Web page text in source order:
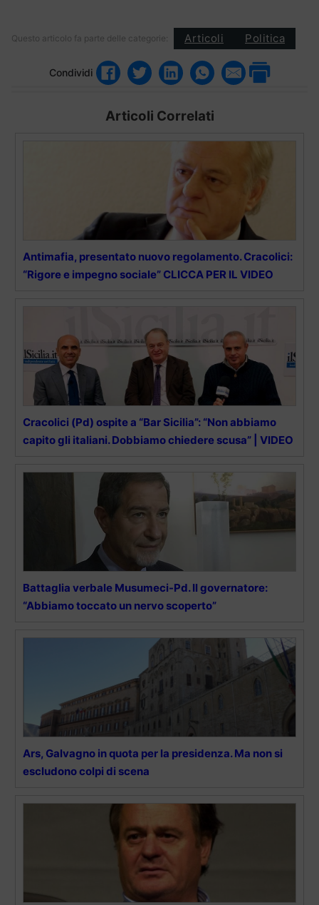
Questo articolo fa parte delle categorie: Articoli Politica
Condividi
Articoli Correlati
Antimafia, presentato nuovo regolamento. Cracolici:
“Rigore e impegno sociale” CLICCA PER IL VIDEO
Cracolici (Pd) ospite a “Bar Sicilia”: “Non abbiamo
capito gli italiani. Dobbiamo chiedere scusa” | VIDEO
Battaglia verbale Musumeci-Pd. Il governatore:
“Abbiamo toccato un nervo scoperto”
Ars, Galvagno in quota per la presidenza. Ma non si
escludono colpi di scena